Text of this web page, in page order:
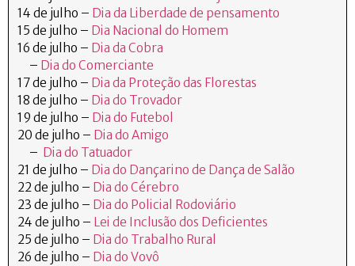
14 de julho – Dia da Liberdade de pensamento
15 de julho – Dia Nacional do Homem
16 de julho – Dia da Cobra
– Dia do Comerciante
17 de julho – Dia da Proteção das Florestas
18 de julho – Dia do Trovador
19 de julho – Dia do Futebol
20 de julho – Dia do Amigo
– Dia do Tatuador
21 de julho – Dia do Dançarino de Dança de Salão
22 de julho – Dia do Cérebro
23 de julho – Dia do Policial Rodoviário
24 de julho – Lei de Inclusão dos Deficientes
25 de julho – Dia do Trabalho Rural
26 de julho – Dia do Vovô